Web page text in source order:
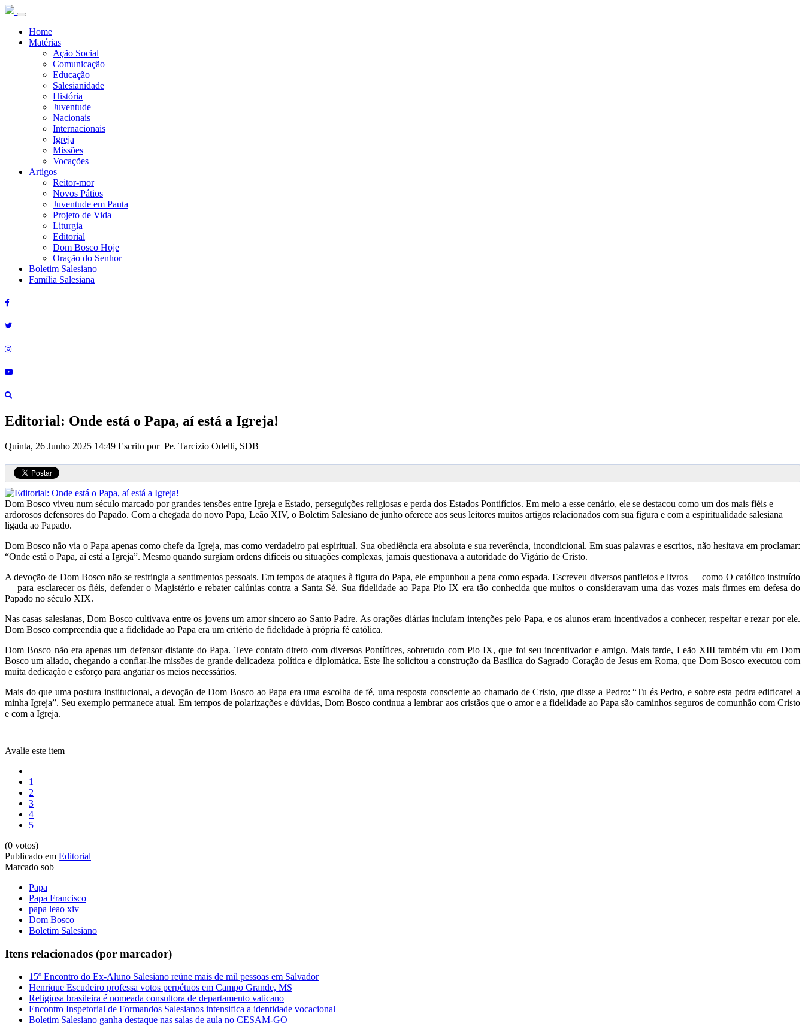
Home
Matérias
Ação Social
Comunicação
Educação
Salesianidade
História
Juventude
Nacionais
Internacionais
Igreja
Missões
Vocações
Artigos
Reitor-mor
Novos Pátios
Juventude em Pauta
Projeto de Vida
Liturgia
Editorial
Dom Bosco Hoje
Oração do Senhor
Boletim Salesiano
Família Salesiana
Editorial: Onde está o Papa, aí está a Igreja!
Quinta, 26 Junho 2025 14:49 Escrito por Pe. Tarcizio Odelli, SDB
Dom Bosco viveu num século marcado por grandes tensões entre Igreja e Estado, perseguições religiosas e perda dos Estados Pontifícios. Em meio a esse cenário, ele se destacou como um dos mais fiéis e
ardorosos defensores do Papado. Com a chegada do novo Papa, Leão XIV, o Boletim Salesiano de junho oferece aos seus leitores muitos artigos relacionados com sua figura e com a espiritualidade salesiana
ligada ao Papado.
Dom Bosco não via o Papa apenas como chefe da Igreja, mas como verdadeiro pai espiritual. Sua obediência era absoluta e sua reverência, incondicional. Em suas palavras e escritos, não hesitava em proclamar:
“Onde está o Papa, aí está a Igreja”. Mesmo quando surgiam ordens difíceis ou situações complexas, jamais questionava a autoridade do Vigário de Cristo.
A devoção de Dom Bosco não se restringia a sentimentos pessoais. Em tempos de ataques à figura do Papa, ele empunhou a pena como espada. Escreveu diversos panfletos e livros — como O católico instruído
— para esclarecer os fiéis, defender o Magistério e rebater calúnias contra a Santa Sé. Sua fidelidade ao Papa Pio IX era tão conhecida que muitos o consideravam uma das vozes mais firmes em defesa do
Papado no século XIX.
Nas casas salesianas, Dom Bosco cultivava entre os jovens um amor sincero ao Santo Padre. As orações diárias incluíam intenções pelo Papa, e os alunos eram incentivados a conhecer, respeitar e rezar por ele.
Dom Bosco compreendia que a fidelidade ao Papa era um critério de fidelidade à própria fé católica.
Dom Bosco não era apenas um defensor distante do Papa. Teve contato direto com diversos Pontífices, sobretudo com Pio IX, que foi seu incentivador e amigo. Mais tarde, Leão XIII também viu em Dom
Bosco um aliado, chegando a confiar-lhe missões de grande delicadeza política e diplomática. Este lhe solicitou a construção da Basílica do Sagrado Coração de Jesus em Roma, que Dom Bosco executou com
muita dedicação e esforço para angariar os meios necessários.
Mais do que uma postura institucional, a devoção de Dom Bosco ao Papa era uma escolha de fé, uma resposta consciente ao chamado de Cristo, que disse a Pedro: “Tu és Pedro, e sobre esta pedra edificarei a
minha Igreja”. Seu exemplo permanece atual. Em tempos de polarizações e dúvidas, Dom Bosco continua a lembrar aos cristãos que o amor e a fidelidade ao Papa são caminhos seguros de comunhão com Cristo
e com a Igreja.
Avalie este item
1
2
3
4
5
(0 votos)
Publicado em Editorial
Marcado sob
Papa
Papa Francisco
papa leao xiv
Dom Bosco
Boletim Salesiano
Itens relacionados (por marcador)
15º Encontro do Ex-Aluno Salesiano reúne mais de mil pessoas em Salvador
Henrique Escudeiro professa votos perpétuos em Campo Grande, MS
Religiosa brasileira é nomeada consultora de departamento vaticano
Encontro Inspetorial de Formandos Salesianos intensifica a identidade vocacional
Boletim Salesiano ganha destaque nas salas de aula no CESAM-GO